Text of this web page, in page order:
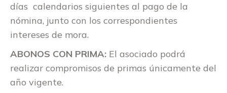
días calendarios siguientes al pago de la
nómina, junto con los correspondientes
intereses de mora.
ABONOS CON PRIMA: El asociado podrá
realizar compromisos de primas únicamente del
año vigente.